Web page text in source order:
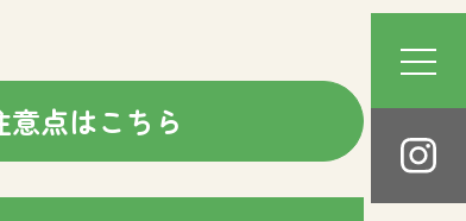
意点はこちら